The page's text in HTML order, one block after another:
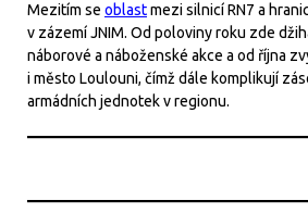
Mezitím se oblastmezi silnicí RN7 a
v zázemí JNIM. Od poloviny roku zde
náborové a náboženské akce a od října
i město Loulouni, čímž dále komplikují
armádních jednotek v regionu.